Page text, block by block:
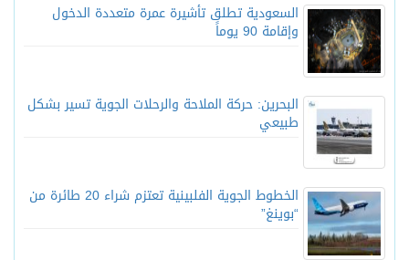
السعودية تطلق تأشيرة عمرة متعددة الدخول
وإقامة 90 يوماً
البحرين: حركة الملاحة والرحلات الجوية تسير بشكل
طبيعي
الخطوط الجوية الفلبينية تعتزم شراء 20 طائرة من
“بوينغ”